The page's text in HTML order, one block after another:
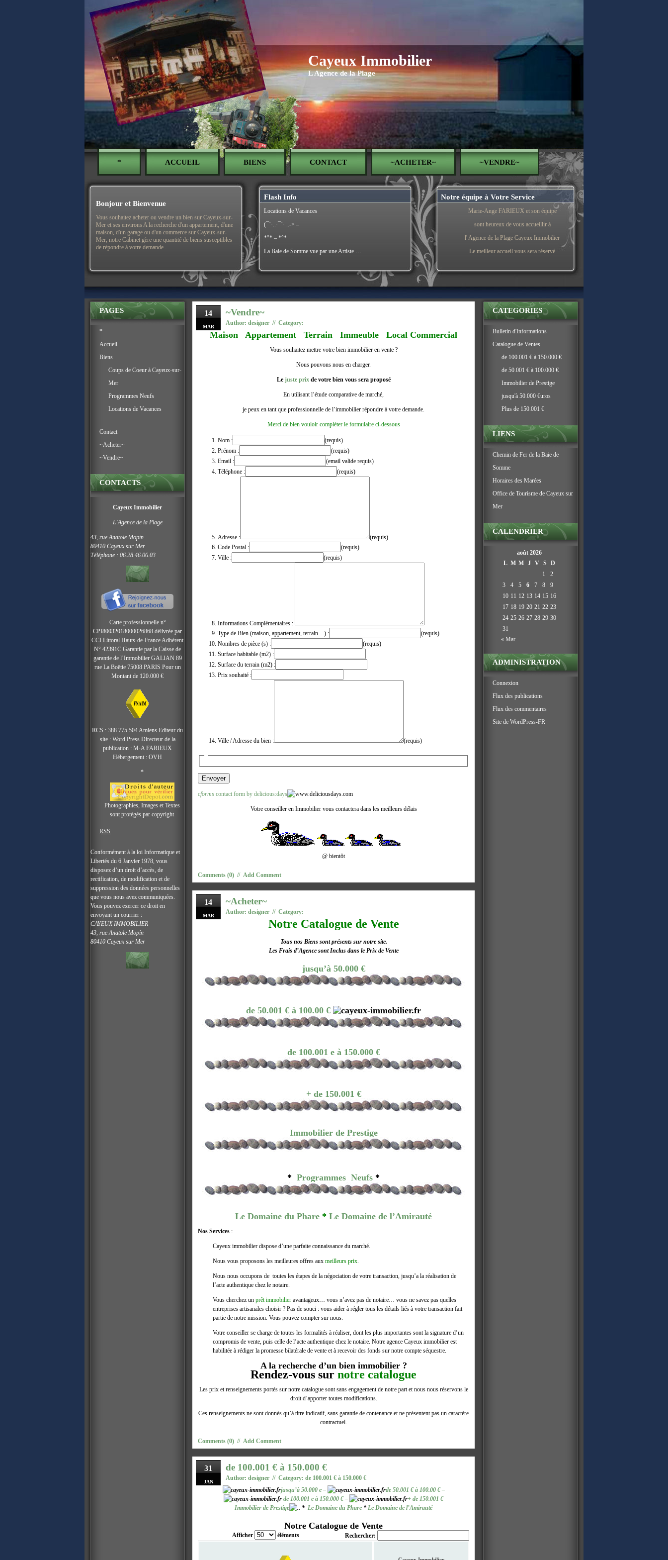
* ACCUEIL BIENS CONTACT ~ACHETER~ ~VENDRE~
Cayeux Immobilier
L Agence de la Plage
Bonjour et Bienvenue
Vous souhaitez acheter ou vendre un bien sur Cayeux-sur-
Mer et ses environs A la recherche d'un appartement, d'une
maison, d'un garage ou d'un commerce sur Cayeux-sur-
Mer, notre Cabinet gère une quantité de biens susceptibles
de répondre à votre demande .
Flash Info
Locations de Vacances
(¯`·..·¯`· ..-> –
*°* – *°*
La Baie de Somme vue par une Artiste …
Notre équipe à Votre Service
Marie-Ange FARIEUX et son équipe
sont heureux de vous accueillir à
l' Agence de la Plage Cayeux Immobilier
Le meilleur accueil vous sera réservé
PAGES
*
Accueil
Biens
Coups de Coeur à Cayeux-sur-
Mer
Programmes Neufs
Locations de Vacances
Contact
~Acheter~
~Vendre~
CONTACTS
Cayeux Immobilier
L'Agence de la Plage
43, rue Anatole Mopin
80410 Cayeux sur Mer
Téléphone : 06.28.46.06.03
Carte professionnelle n°
CPI80032018000026868 délivrée par
CCI Littoral Hauts-de-France Adhérent
N° 42391C Garantie par la Caisse de
garantie de l’Immobilier GALIAN 89
rue La Boëtie 75008 PARIS Pour un
Montant de 120.000 €
RCS : 388 775 504 Amiens Editeur du
site : Word Press Directeur de la
publication : M-A FARIEUX
Hébergement : OVH
*
Photographies, Images et Textes
sont protégés par copyright
RSS
Conformément à la loi Informatique et
Libertés du 6 Janvier 1978, vous
disposez d’un droit d’accès, de
rectification, de modification et de
suppression des données personnelles
que vous nous avez communiquées.
Vous pouvez exercer ce droit en
envoyant un courrier :
CAYEUX IMMOBILIER
43, rue Anatole Mopin
80410 Cayeux sur Mer
14
MAR
~Vendre~
Author: designer // Category:
Maison Appartement Terrain Immeuble Local Commercial
Vous souhaitez mettre votre bien immobilier en vente ?
Nous pouvons nous en charger.
Le juste prix de votre bien vous sera proposé
En utilisant l’étude comparative de marché,
je peux en tant que professionnelle de l’immobilier répondre à votre demande.
Merci de bien vouloir compléter le formulaire ci-dessous
Nom :
(requis)
Prénom :
(requis)
Email :
(email valide requis)
Téléphone :
(requis)
Adresse :
(requis)
Code Postal :
(requis)
Ville :
(requis)
Informations Complémentaires :
Type de Bien (maison, appartement, terrain ...) :
(requis)
Nombres de pièce (s) :
(requis)
Surface habitable (m2) :
Surface du terrain (m2) :
Prix souhaité :
Ville / Adresse du bien : (requis)
cforms contact form by delicious:days
Votre conseiller en Immobilier vous contactera dans les meilleurs délais
@ bientôt
Comments (0) // Add Comment
14
MAR
~Acheter~
Author: designer // Category:
Notre Catalogue de Vente
Tous nos Biens sont présents sur notre site.
Les Frais d’Agence sont Inclus dans le Prix de Vente
jusqu’à 50.000 €
de 50.001 € à 100.00 €
de 100.001 e à 150.000 €
+ de 150.001 €
Immobilier de Prestige
* Programmes Neufs *
Le Domaine du Phare * Le Domaine de l’Amirauté
Nos Services :
Cayeux immobilier dispose d’une parfaite connaissance du marché.
Nous vous proposons les meilleures offres aux meilleurs prix
Nous nous occupons de toutes les étapes de la négociation de votre transaction, jusqu’a la réalisation de
l’acte authentique chez le notaire.
Vous cherchez un prêt immobilier avantageux… vous n’avez pas de notaire… vous ne savez pas quelles
entreprises artisanales choisir ? Pas de souci : vous aider à régler tous les détails liés à votre transaction fait
partie de notre mission. Vous pouvez compter sur nous.
Votre conseiller se charge de toutes les formalités à réaliser, dont les plus importantes sont la signature d’un
compromis de vente, puis celle de l’acte authentique chez le notaire. Notre agence Cayeux immobilier est
habilitée à rédiger la promesse bilatérale de vente et à recevoir des fonds sur notre compte séquestre.
A la recherche d’un bien immobilier ?
Rendez-vous sur notre catalogue
Les prix et renseignements portés sur notre catalogue sont sans engagement de notre part et nous nous réservons le
droit d’apporter toutes modifications.
Ces renseignements ne sont donnés qu’à titre indicatif, sans garantie de contenance et ne présentent pas un caractère
contractuel.
Comments (0) // Add Comment
31
JAN
de 100.001 € à 150.000 €
Author: designer // Category: de 100.001 € à 150.000 €
jusqu’à 50.000 e– de 50.001 € à 100.00 €–
de 100.001 e à 150.000 €–
+ de 150.001 €
Immobilier de Prestige
* Le Domaine du Phare * Le Domaine de l’Amirauté
Notre Catalogue de Vente
Afficher éléments Rechercher:
CATEGORIES
Bulletin d'Informations
Catalogue de Ventes
de 100.001 € à 150.000 €
de 50.001 € à 100.000 €
Immobilier de Prestige
jusqu'à 50.000 €uros
Plus de 150.001 €
LIENS
Chemin de Fer de la Baie de
Somme
Horaires des Marées
Office de Tourisme de Cayeux sur
Mer
CALENDRIER
août 2026
L M M J V S
D
1
2
3
4 5 6 7 8
9
10 11 12 13 14 15 16
17 18 19 20 21 22 23
24 25 26 27 28 29 30
31
« Mar
ADMINISTRATION
Connexion
Flux des publications
Flux des commentaires
Site de WordPress-FR